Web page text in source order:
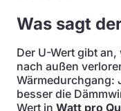
Was sagt
Der U-Wert gibt
nach außen
Wärmedurchgang:
besser die
Wert in Watt pro